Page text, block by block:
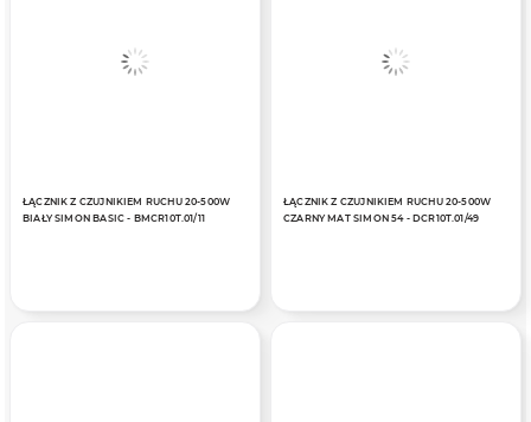
ŁĄCZNIK Z CZUJNIKIEM RUCHU 20-500W
BIAŁY SIMON BASIC - BMCR10T.01/11
ŁĄCZNIK Z CZUJNIKIEM RUCHU 20-500W
CZARNY MAT SIMON 54 - DCR10T.01/49